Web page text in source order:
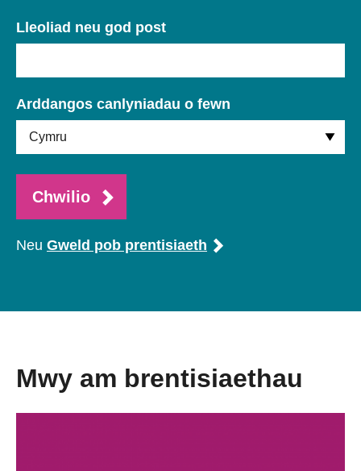
Lleoliad neu god post
Arddangos canlyniadau o fewn
Chwilio
Neu Gweld pob prentisiaeth
Mwy am brentisiaethau